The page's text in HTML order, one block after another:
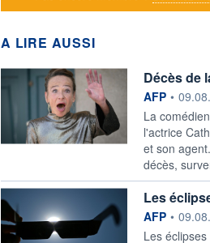
A LIRE AUSSI
Décès de
information
AFP •
La
l'actrice
et son
décès,
Les
information
AFP •
Les